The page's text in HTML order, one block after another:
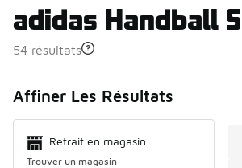
adidas Handball
54 résultats
Affiner Les Résultats
Retrait en magasin
Trouver un magasin